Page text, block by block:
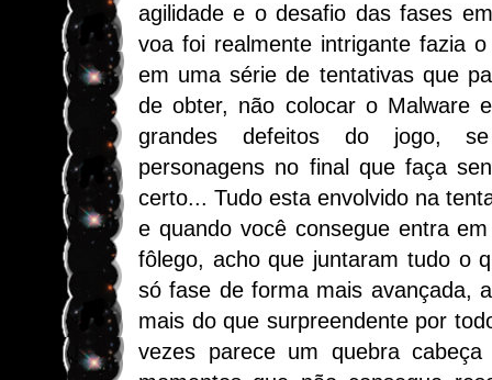
agilidade e o desafio das fases
voa foi realmente intrigante fazia
em uma série de tentativas que
de obter, não colocar o Malware
grandes defeitos do jogo,
personagens no final que faça
certo... Tudo esta envolvido na
e quando você consegue entra
fôlego, acho que juntaram tudo o
só fase de forma mais avançada,
mais do que surpreendente por
vezes parece um quebra